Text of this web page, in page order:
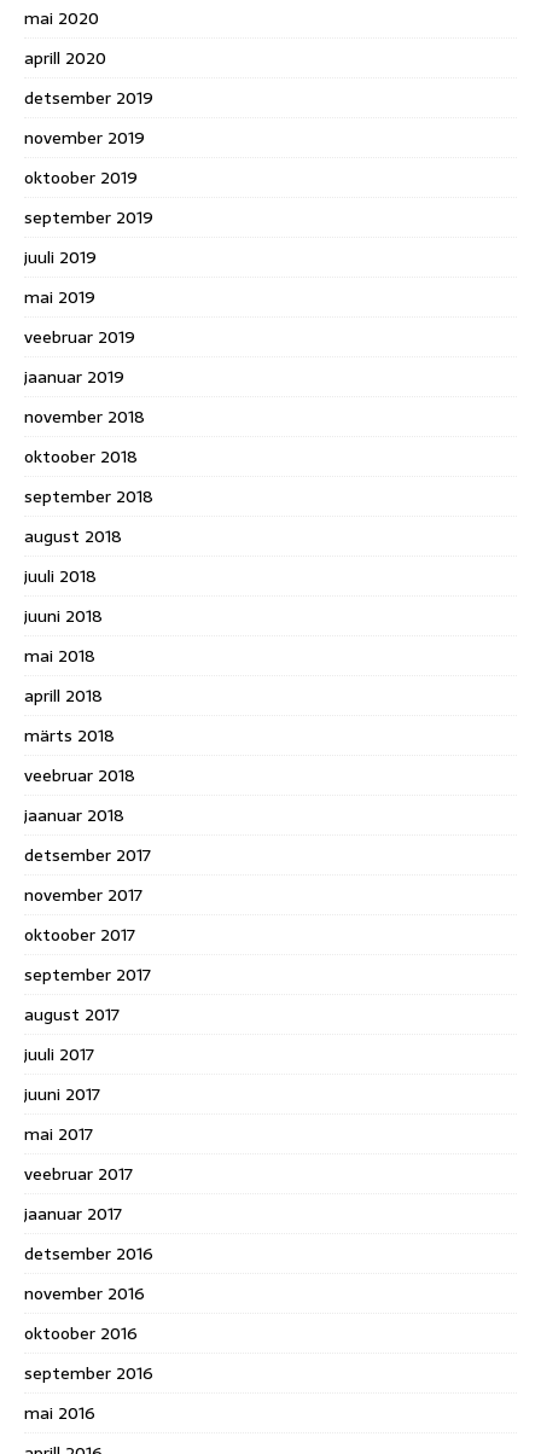
mai 2020
aprill 2020
detsember 2019
november 2019
oktoober 2019
september 2019
juuli 2019
mai 2019
veebruar 2019
jaanuar 2019
november 2018
oktoober 2018
september 2018
august 2018
juuli 2018
juuni 2018
mai 2018
aprill 2018
märts 2018
veebruar 2018
jaanuar 2018
detsember 2017
november 2017
oktoober 2017
september 2017
august 2017
juuli 2017
juuni 2017
mai 2017
veebruar 2017
jaanuar 2017
detsember 2016
november 2016
oktoober 2016
september 2016
mai 2016